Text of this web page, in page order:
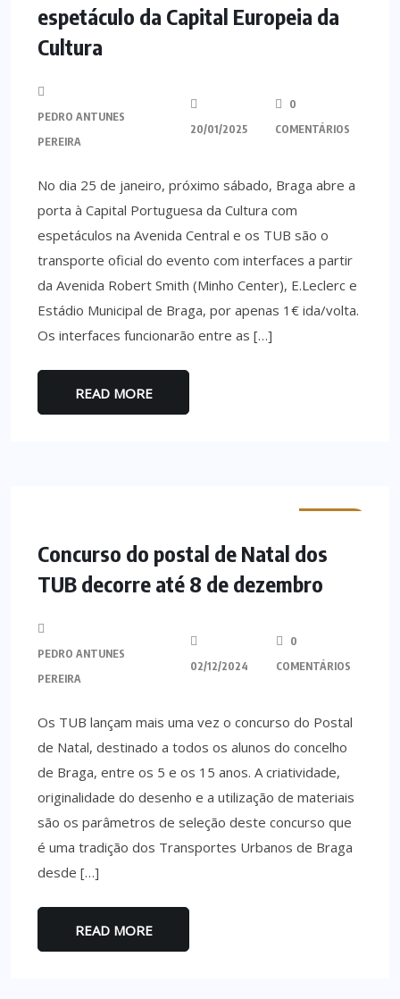
espetáculo da Capital Europeia da
Cultura
PEDRO ANTUNES
PEREIRA
20/01/2025
0
COMENTÁRIOS
No dia 25 de janeiro, próximo sábado, Braga abre a
porta à Capital Portuguesa da Cultura com
espetáculos na Avenida Central e os TUB são o
transporte oficial do evento com interfaces a partir
da Avenida Robert Smith (Minho Center), E.Leclerc e
Estádio Municipal de Braga, por apenas 1€ ida/volta.
Os interfaces funcionarão entre as […]
READ MORE
Concurso do postal de Natal dos
TUB decorre até 8 de dezembro
PEDRO ANTUNES
PEREIRA
02/12/2024
0
COMENTÁRIOS
Os TUB lançam mais uma vez o concurso do Postal
de Natal, destinado a todos os alunos do concelho
de Braga, entre os 5 e os 15 anos. A criatividade,
originalidade do desenho e a utilização de materiais
são os parâmetros de seleção deste concurso que
é uma tradição dos Transportes Urbanos de Braga
desde […]
READ MORE